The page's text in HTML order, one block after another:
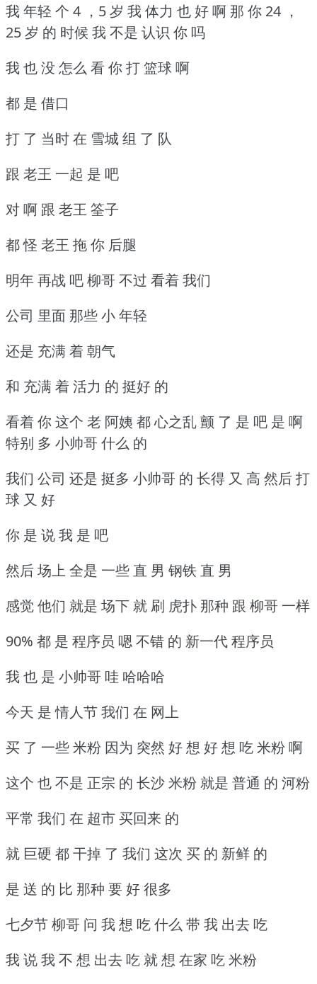
我 年轻 个 4 ，5 岁 我 体力 也 好 啊 那 你 24 ，
25 岁 的 时候 我 不是 认识 你 吗
我 也 没 怎么 看 你 打 篮球 啊
都 是 借口
打 了 当时 在 雪城 组 了 队
跟 老王 一起 是 吧
对 啊 跟 老王 筌子
都 怪 老王 拖 你 后腿
明年 再战 吧 柳哥 不过 看着 我们
公司 里面 那些 小 年轻
还是 充满 着 朝气
和 充满 着 活力 的 挺好 的
看着 你 这个 老 阿姨 都 心之乱 颤 了 是 吧 是 啊
特别 多 小帅哥 什么 的
我们 公司 还是 挺多 小帅哥 的 长得 又 高 然后 打
球 又 好
你 是 说 我 是 吧
然后 场上 全是 一些 直 男 钢铁 直 男
感觉 他们 就是 场下 就 刷 虎扑 那种 跟 柳哥 一样
90% 都 是 程序员 嗯 不错 的 新一代 程序员
我 也 是 小帅哥 哇 哈哈哈
今天 是 情人节 我们 在 网上
买 了 一些 米粉 因为 突然 好 想 好 想 吃 米粉 啊
这个 也 不是 正宗 的 长沙 米粉 就是 普通 的 河粉
平常 我们 在 超市 买回来 的
就 巨硬 都 干掉 了 我们 这次 买 的 新鲜 的
是 送 的 比 那种 要 好 很多
七夕节 柳哥 问 我 想 吃 什么 带 我 出去 吃
我 说 我 不 想 出去 吃 就 想 在家 吃 米粉